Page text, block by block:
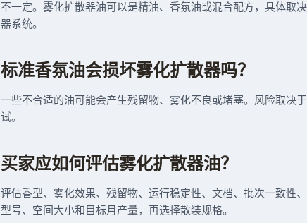
不一定。雾化扩散器油可以是精油、香氛油或混合配方，具体取
器系统。
标准香氛油会损坏雾化扩散器吗？
一些不合适的油可能会产生残留物、雾化不良或堵塞。风险取决
试。
买家应如何评估雾化扩散器油？
评估香型、雾化效果、残留物、运行稳定性、文档、批次一致性
型号、空间大小和目标月产量，再选择散装规格。